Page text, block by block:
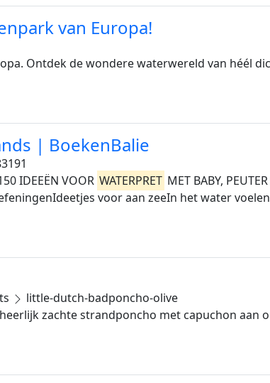
van Europa!
Ontdek de wondere waterwereld van héél
| BoekenBalie
IDEEËN VOOR WATERPRET MET BABY,
voor aan zeeIn het water
little-dutch-badponcho-olive
zachte strandponcho met capuchon aan